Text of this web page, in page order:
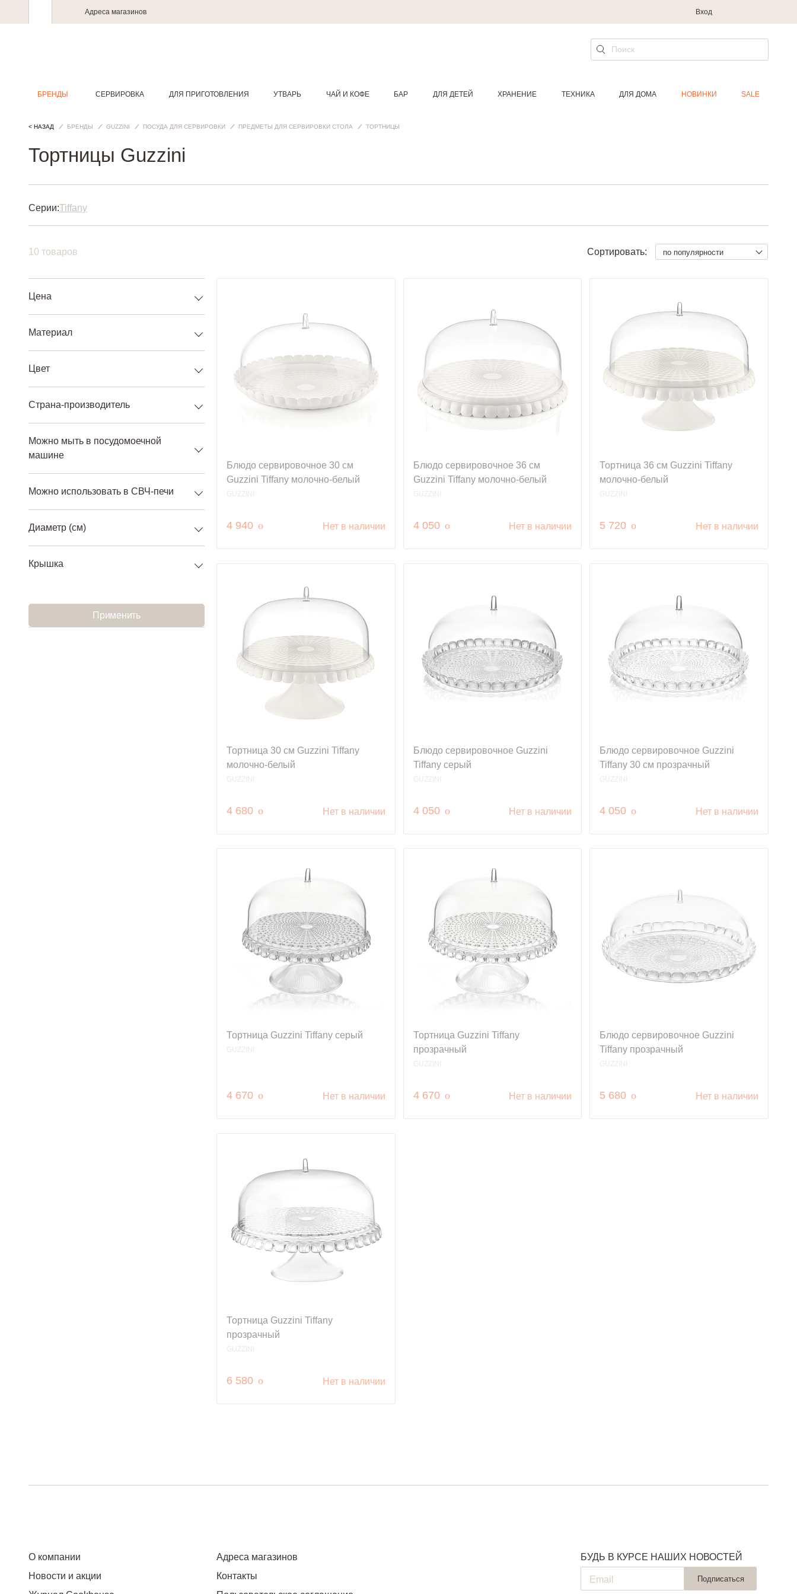
Адреса магазинов Вход
БРЕНДЫ СЕРВИРОВКА ДЛЯ ПРИГОТОВЛЕНИЯ УТВАРЬ ЧАЙ И КОФЕ БАР ДЛЯ ДЕТЕЙ ХРАНЕНИЕ ТЕХНИКА ДЛЯ ДОМА НОВИНКИ SALE
< НАЗАД БРЕНДЫ GUZZINI ПОСУДА ДЛЯ СЕРВИРОВКИ ПРЕДМЕТЫ ДЛЯ СЕРВИРОВКИ СТОЛА ТОРТНИЦЫ
Тортницы Guzzini
Серии:Tiffany
10 товаров Сортировать: по популярности
Цена
Материал
Цвет
Страна-производитель
Можно мыть в посудомоечной
машине
Можно использовать в СВЧ-печи
Диаметр (см)
Крышка
Применить
Блюдо сервировочное 30 см
Guzzini Tiffany молочно-белый
GUZZINI
4 940 руб.
o Нет в наличии
Блюдо сервировочное 36 см
Guzzini Tiffany молочно-белый
GUZZINI
4 050 руб.
o Нет в наличии
Тортница 36 см Guzzini Tiffany
молочно-белый
GUZZINI
5 720 руб.
o Нет в наличии
Тортница 30 см Guzzini Tiffany
молочно-белый
GUZZINI
4 680 руб.
o Нет в наличии
Блюдо сервировочное Guzzini
Tiffany серый
GUZZINI
4 050 руб.
o Нет в наличии
Блюдо сервировочное Guzzini
Tiffany 30 см прозрачный
GUZZINI
4 050 руб.
o Нет в наличии
Тортница Guzzini Tiffany серый
GUZZINI
4 670 руб.
o Нет в наличии
Тортница Guzzini Tiffany
прозрачный
GUZZINI
4 670 руб.
o Нет в наличии
Блюдо сервировочное Guzzini
Tiffany прозрачный
GUZZINI
5 680 руб.
o Нет в наличии
Тортница Guzzini Tiffany
прозрачный
GUZZINI
6 580 руб.
o Нет в наличии
О компании
Новости и акции
Адреса магазинов
Контакты
БУДЬ В КУРСЕ НАШИХ НОВОСТЕЙ
Подписаться